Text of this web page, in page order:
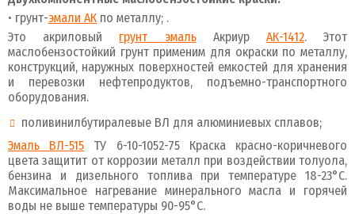
• грунт-эмали АК по металлу; .
Это акриловый грунт эмальАкриур АК-1412. Этот
маслобензостойкий грунт применим для окраски по металлу,
конструкций, наружных поверхностей емкостей для хранения
и перевозки нефтепродуктов, подъемно-транспортного
оборудования.
поливинилбутиралевые ВЛ для алюминиевых сплавов;
Эмаль ВЛ-515 ТУ 6-10-1052-75 Краска красно-коричневого
цвета защитит от коррозии металл при воздействии толуола,
бензина и дизельного топлива при температуре 18-23°С.
Максимальное нагревание минерального масла и горячей
воды не выше температуры 90-95°С.